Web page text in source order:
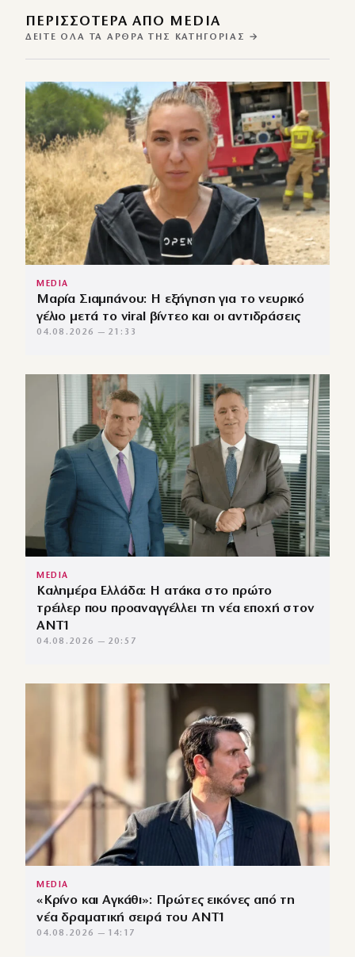
ΠΕΡΙΣΣΌΤΕΡΑ ΑΠΌ MEDIA
ΔΕΊΤΕ ΌΛΑ ΤΑ ΆΡΘΡΑ ΤΗΣ ΚΑΤΗΓΟΡΊΑΣ →
MEDIA
Μαρία Σιαμπάνου: Η εξήγηση για το νευρικό
γέλιο μετά το viral βίντεο και οι αντιδράσεις
04.08.2026 — 21:33
MEDIA
Καλημέρα Ελλάδα: Η ατάκα στο πρώτο
τρέιλερ που προαναγγέλλει τη νέα εποχή στον
ΑΝΤ1
04.08.2026 — 20:57
MEDIA
«Κρίνο και Αγκάθι»: Πρώτες εικόνες από τη
νέα δραματική σειρά του ANT1
04.08.2026 — 14:17